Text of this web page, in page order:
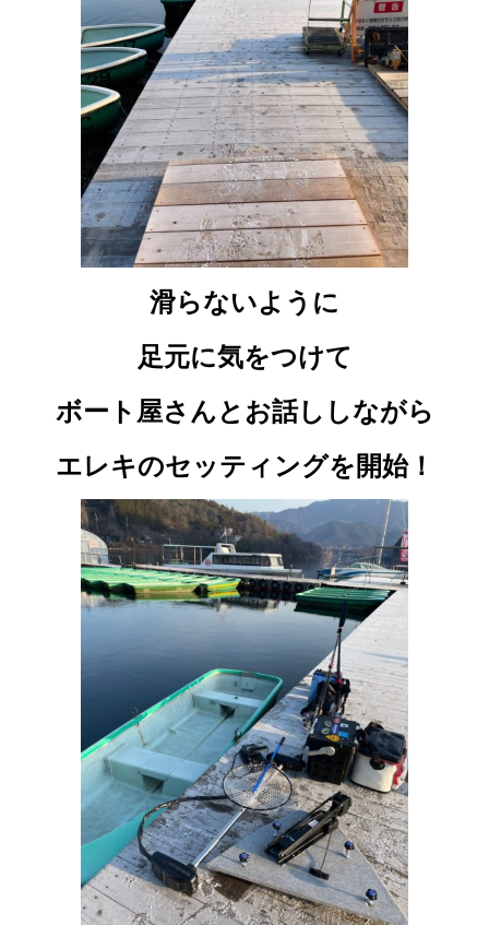
滑らないように
足元に気をつけて
ボート屋さんとお話ししながら
エレキのセッティングを開始！